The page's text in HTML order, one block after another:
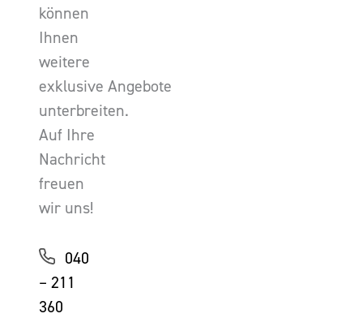
können
Ihnen
weitere
exklusive Angebote
unterbreiten.
Auf Ihre
Nachricht
freuen
wir uns!
040
– 211
360